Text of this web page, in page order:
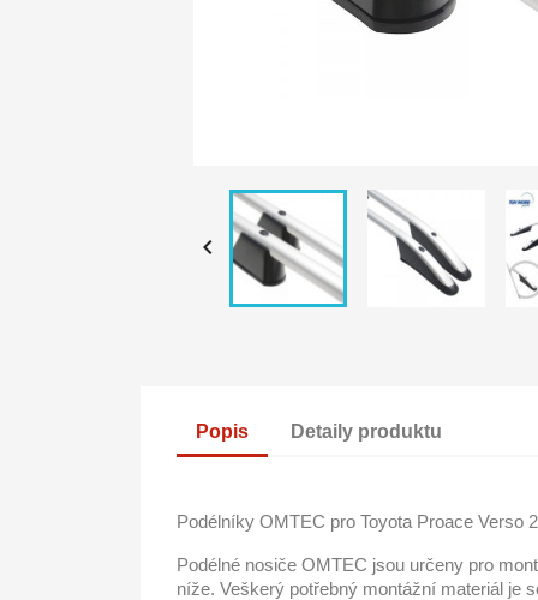

Popis Detaily produktu
Podélníky OMTEC pro Toyota Proace Verso
Podélné nosiče OMTEC jsou určeny pro
níže. Veškerý potřebný montážní materiál je